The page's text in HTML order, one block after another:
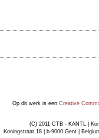
Op dit werk is een Creative
(C) 2011 CTB - KANTL |
Koningstraat 18 | b-9000 Gent |